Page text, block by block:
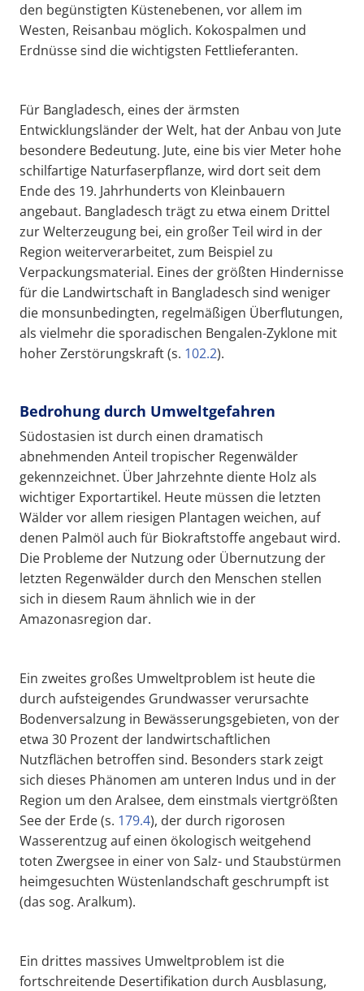
den begünstigten Küstenebenen, vor allem im
Westen, Reisanbau möglich. Kokospalmen und
Erdnüsse sind die wichtigsten Fettlieferanten.
Für Bangladesch, eines der ärmsten
Entwicklungsländer der Welt, hat der Anbau von Jute
besondere Bedeutung. Jute, eine bis vier Meter hohe
schilfartige Naturfaserpflanze, wird dort seit dem
Ende des 19. Jahrhunderts von Kleinbauern
angebaut. Bangladesch trägt zu etwa einem Drittel
zur Welterzeugung bei, ein großer Teil wird in der
Region weiterverarbeitet, zum Beispiel zu
Verpackungsmaterial. Eines der größten Hindernisse
für die Landwirtschaft in Bangladesch sind weniger
die monsunbedingten, regelmäßigen Überflutungen,
als vielmehr die sporadischen Bengalen-Zyklone mit
hoher Zerstörungskraft (s. 102.2).
Bedrohung durch Umweltgefahren
Südostasien ist durch einen dramatisch
abnehmenden Anteil tropischer Regenwälder
gekennzeichnet. Über Jahrzehnte diente Holz als
wichtiger Exportartikel. Heute müssen die letzten
Wälder vor allem riesigen Plantagen weichen, auf
denen Palmöl auch für Biokraftstoffe angebaut wird.
Die Probleme der Nutzung oder Übernutzung der
letzten Regenwälder durch den Menschen stellen
sich in diesem Raum ähnlich wie in der
Amazonasregion dar.
Ein zweites großes Umweltproblem ist heute die
durch aufsteigendes Grundwasser verursachte
Bodenversalzung in Bewässerungsgebieten, von der
etwa 30 Prozent der landwirtschaftlichen
Nutzflächen betroffen sind. Besonders stark zeigt
sich dieses Phänomen am unteren Indus und in der
Region um den Aralsee, dem einstmals viertgrößten
See der Erde (s. 179.4), der durch rigorosen
Wasserentzug auf einen ökologisch weitgehend
toten Zwergsee in einer von Salz- und Staubstürmen
heimgesuchten Wüstenlandschaft geschrumpft ist
(das sog. Aralkum).
Ein drittes massives Umweltproblem ist die
fortschreitende Desertifikation durch Ausblasung,